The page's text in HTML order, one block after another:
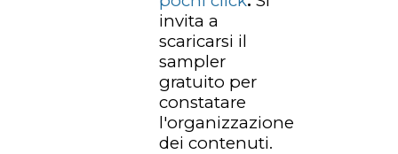
invita a
scaricarsi il
sampler
gratuito per
constatare
l'organizzazione
dei contenuti.